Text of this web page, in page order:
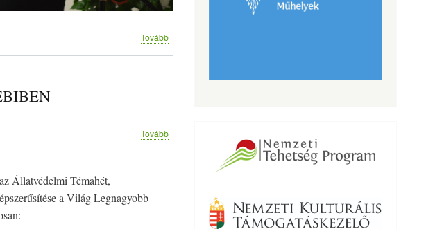
Tovább
Tovább
Állatvédelmi Témahét,
a Világ Legnagyobb